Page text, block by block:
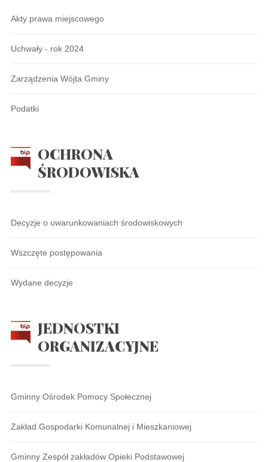
Akty prawa miejscowego
Uchwały - rok 2024
Zarządzenia Wójta Gminy
Podatki
OCHRONA
ŚRODOWISKA
Decyzje o uwarunkowaniach środowiskowych
Wszczęte postępowania
Wydane decyzje
JEDNOSTKI
ORGANIZACYJNE
Gminny Ośrodek Pomocy Społecznej
Zakład Gospodarki Komunalnej i Mieszkaniowej
Gminny Zespół zakładów Opieki Podstawowej